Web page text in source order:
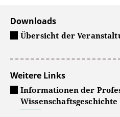
Downloads
Übersicht der
Weitere Links
Informationen der
Wissenschaftsgeschichte